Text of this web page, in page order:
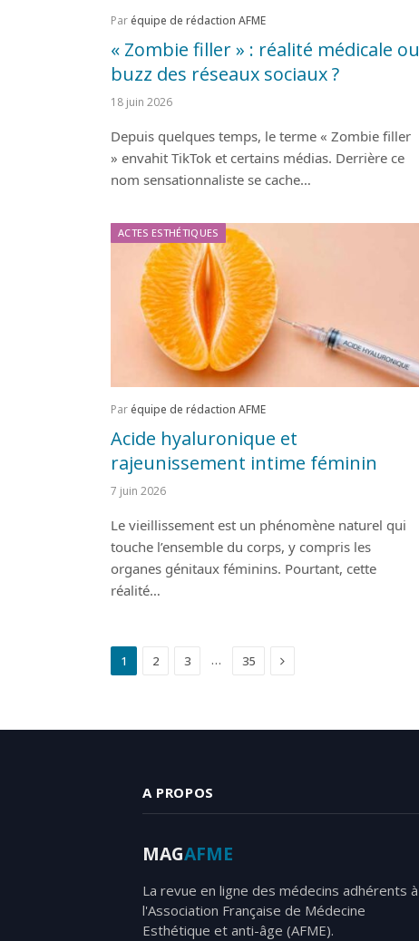
Paréquipe de rédaction AFME
« Zombie filler » : réalité médicale ou
buzz des réseaux sociaux ?
18 juin 2026
Depuis quelques temps, le terme « Zombie filler
» envahit TikTok et certains médias. Derrière ce
nom sensationnaliste se cache…
ACTES ESTHÉTIQUES
Paréquipe de rédaction AFME
Acide hyaluronique et
rajeunissement intime féminin
7 juin 2026
Le vieillissement est un phénomène naturel qui
touche l’ensemble du corps, y compris les
organes génitaux féminins. Pourtant, cette
réalité…
1 2 3 … 35 Suivant
A PROPOS
MAGAFME
La revue en ligne des médecins adhérents à
l'Association Française de Médecine
Esthétique et anti-âge (AFME).